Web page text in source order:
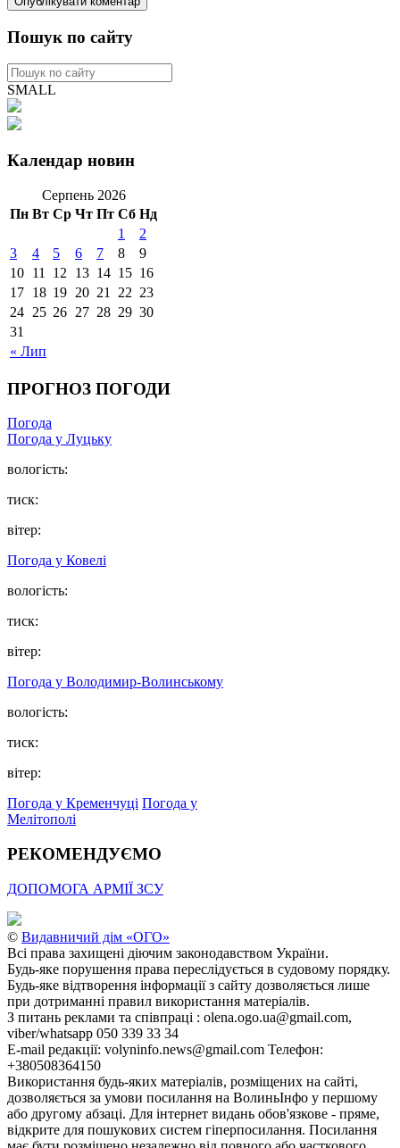
Пошук по сайту
SMALL
Календар новин
Серпень 2026
Пн Вт Ср Чт Пт Сб Нд
« Лип
1
2
3
4 5 6 7 8
9
10 11 12 13 14 15 16
17 18 19 20 21 22 23
24 25 26 27 28 29 30
31
ПРОГНОЗ ПОГОДИ
Погода
Погода у Луцьку
вологість:
тиск:
вітер:
Погода у Ковелі
вологість:
тиск:
вітер:
Погода у Володимир-Волинському
вологість:
тиск:
вітер:
Погода у Кременчуці Погода у
Мелітополі
РЕКОМЕНДУЄМО
ДОПОМОГА АРМІЇ ЗСУ
© Видавничий дім «ОГО»
Всі права захищені діючим законодавством України.
Будь-яке порушення права переслідується в судовому порядку.
Будь-яке відтворення інформації з сайту дозволяється лише
при дотриманні правил використання матеріалів.
З питань реклами та співпраці : olena.ogo.ua@gmail.com,
viber/whatsapp 050 339 33 34
E-mail редакції: volyninfo.news@gmail.com Телефон:
+380508364150
Використання будь-яких матеріалів, розміщених на сайті,
дозволяється за умови посилання на ВолиньІнфо у першому
або другому абзаці. Для інтернет видань обов'язкове - пряме,
відкрите для пошукових систем гіперпосилання. Посилання